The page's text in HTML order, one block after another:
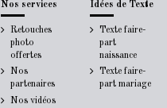
Nos services
Retouches
photo
offertes
Nos
partenaires
Nos vidéos
Idées de Texte
Texte faire-
part
naissance
Texte faire-
part mariage